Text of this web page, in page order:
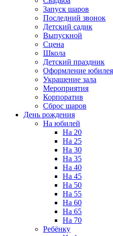
Запуск шаров
Последний звонок
Детский садик
Выпускной
Сцена
Школа
Детский праздник
Оформление юбилея
Украшение зала
Мероприятия
Корпоратив
Сброс шаров
День рождения
На юбилей
На 20
На 25
На 30
На 35
На 40
На 45
На 50
На 55
На 60
На 65
На 70
Ребёнку